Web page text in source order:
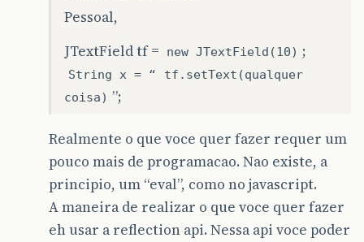
Pessoal,
JTextField tf =
new JTextField(10) ;
String x = “
tf.setText(qualquer
coisa) ”;
Realmente o que voce quer fazer requer um
pouco mais de programacao. Nao existe, a
principio, um “eval”, como no javascript.
A maneira de realizar o que voce quer fazer
eh usar a reflection api. Nessa api voce poder